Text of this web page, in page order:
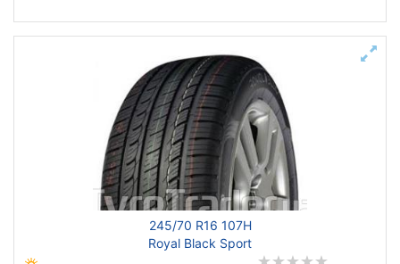
245/70 R16 107H
Royal Black Sport